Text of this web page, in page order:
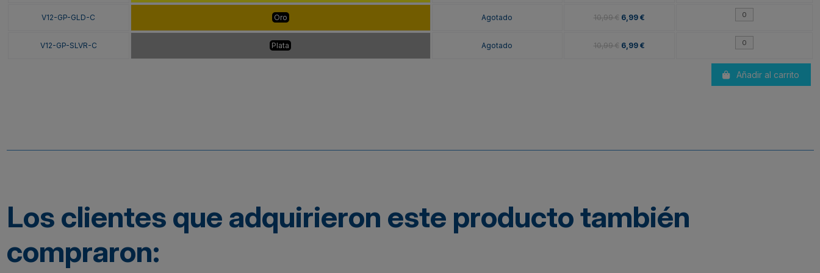
V12-GP-GLD-C Oro Agotado 10,99 € 6,99 €
V12-GP-SLVR-C Plata Agotado 10,99 € 6,99 €
Añadir al carrito
Los clientes que adquirieron este producto también
compraron: